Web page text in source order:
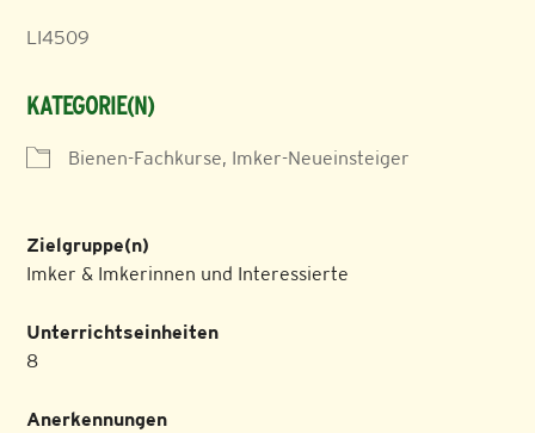
LI4509
KATEGORIE(N)
Bienen-Fachkurse, Imker-Neueinsteiger
Zielgruppe(n)
Imker & Imkerinnen und Interessierte
Unterrichtseinheiten
8
Anerkennungen